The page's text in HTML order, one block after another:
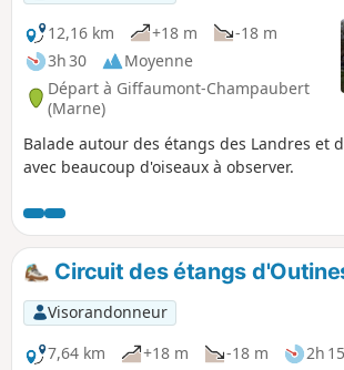
ornithologiques pour les espionner.
12,16 km
+18 m
-18 m
3h 30
Moyenne
Départ à Giffaumont-Champaubert
(Marne)
Balade autour des étangs des Landres et
avec beaucoup d'oiseaux à observer.
Circuit des étangs
Visorandonneur
7,64 km
+18 m -18 m 2h 15